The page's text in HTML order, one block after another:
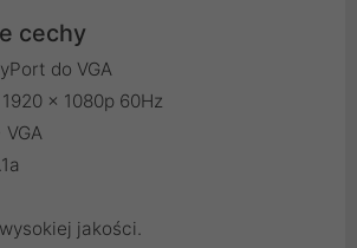
cechy
do VGA
x 1080p 60Hz
VGA
jakości.